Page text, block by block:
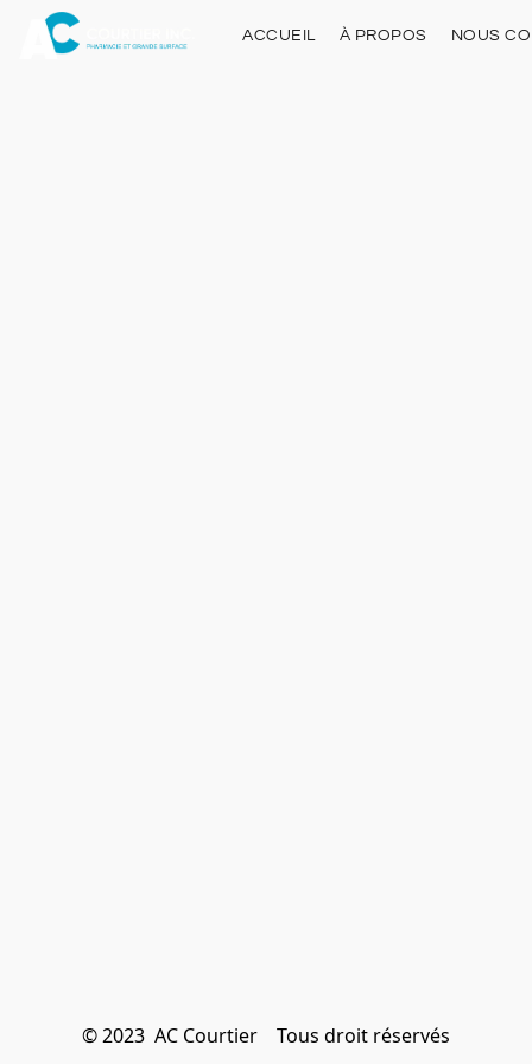
ACCUEIL À PROPOS NOUS
© 2023  AC Courtier    Tous droit réservés